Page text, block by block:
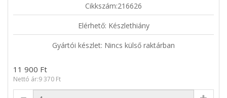
Cikkszám:216626
Elérhető: Készlethiány
Gyártói készlet: Nincs külső raktárban
11 900 Ft
Nettó ár:9 370 Ft